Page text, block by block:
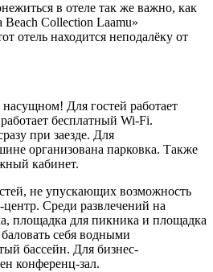
в отеле так же важно, как
Beach Collection Laamu»
отель находится неподалёку от
Для гостей работает
бесплатный Wi-Fi.
при заезде. Для
организована парковка. Также
кабинет.
не упускающих возможность
центр. Среди развлечений на
площадка для пикника и площадка
себя водными
бассейн. Для бизнес-
конференц-зал.